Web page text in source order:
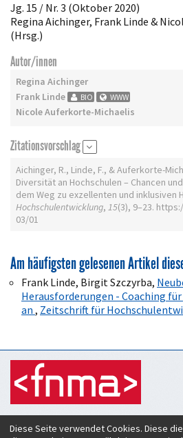
Jg. 15 / Nr. 3 (Oktober 2020)
Regina Aichinger, Frank Linde &
(Hrsg.)
Autor/innen
Regina Aichinger
Frank Linde
BIO WWW
Nicole Auferkorte-Michaelis
Zitationsvorschlag
Aichinger, R., Linde, F., & Auferkorte-
Diversität an Hochschulen – Chancen
dem Weg zu exzellenten und inklusiven
Hochschulentwicklung, 15(3), 9–23.
03/01
Am häufigsten gelesenen Artikel
Frank Linde, Birgit Szczyrba,
Herausforderungen - Coaching
an , Zeitschrift für
Diese Seite verwendet Cookies. Diese